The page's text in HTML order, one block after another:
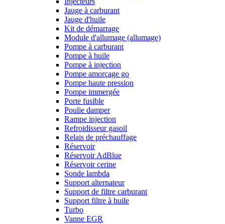
Jauge à carburant
Jauge d'huile
Kit de démarrage
Module d'allumage (allumage)
Pompe à carburant
Pompe à huile
Pompe à injection
Pompe amorçage go
Pompe haute pression
Pompe immergée
Porte fusible
Poulie damper
Rampe injection
Refroidisseur gasoil
Relais de préchauffage
Réservoir
Réservoir AdBlue
Réservoir cerine
Sonde lambda
Support alternateur
Support de filtre carburant
Support filtre à huile
Turbo
Vanne EGR